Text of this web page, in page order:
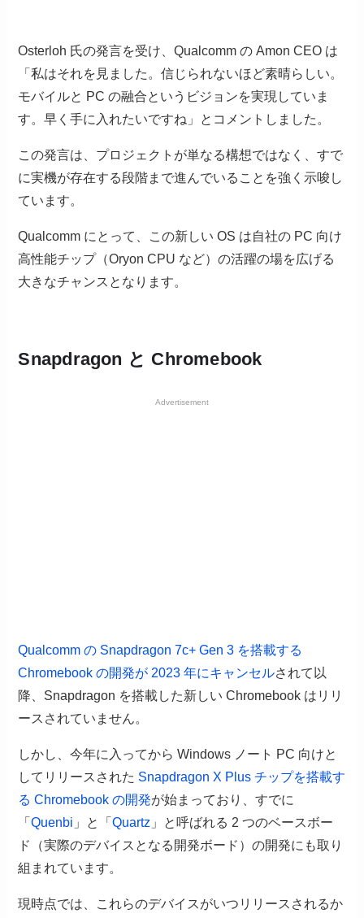
Osterloh 氏の発言を受け、Qualcomm の Amon CEO は
「私はそれを見ました。信じられないほど素晴らしい。
モバイルと PC の融合というビジョンを実現していま
す。早く手に入れたいですね」とコメントしました。
この発言は、プロジェクトが単なる構想ではなく、すで
に実機が存在する段階まで進んでいることを強く示唆し
ています。
Qualcomm にとって、この新しい OS は自社の PC 向け
高性能チップ（Oryon CPU など）の活躍の場を広げる
大きなチャンスとなります。
Snapdragon と Chromebook
Advertisement
Qualcomm の Snapdragon 7c+ Gen 3 を搭載する
Chromebook の開発が 2023 年にキャンセルされて以
降、Snapdragon を搭載した新しい Chromebook はリリ
ースされていません。
しかし、今年に入ってから Windows ノート PC 向けと
してリリースされた Snapdragon X Plus チップを搭載す
る Chromebook の開発が始まっており、すでに
「Quenbi 」と「Quartz 」と呼ばれる 2 つのベースボー
ド（実際のデバイスとなる開発ボード）の開発にも取り
組まれています。
現時点では、これらのデバイスがいつリリースされるか